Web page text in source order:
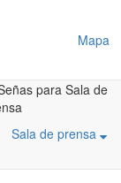
Mapa
Sala de prensa